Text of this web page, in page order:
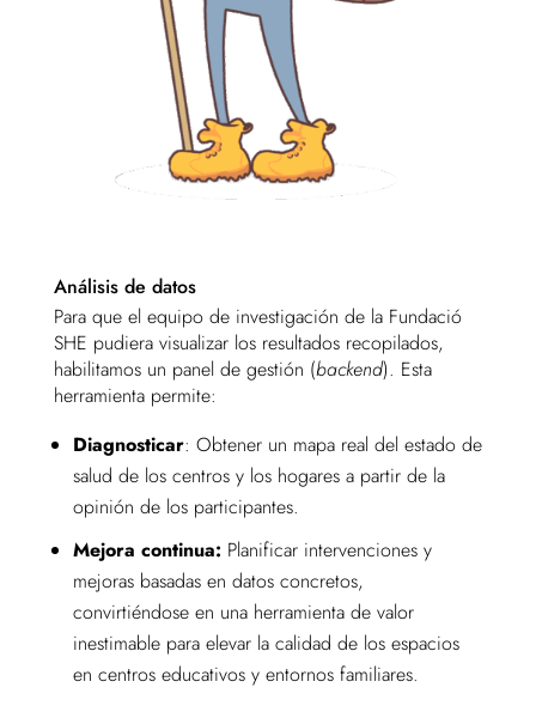
Análisis de datos
Para que el equipo de investigación de la Fundació
SHE pudiera visualizar los resultados recopilados,
habilitamos un panel de gestión (backend). Esta
herramienta permite:
Diagnosticar: Obtener un mapa real del estado de
salud de los centros y los hogares a partir de la
opinión de los participantes.
Mejora continua: Planificar intervenciones y
mejoras basadas en datos concretos,
convirtiéndose en una herramienta de valor
inestimable para elevar la calidad de los espacios
en centros educativos y entornos familiares.